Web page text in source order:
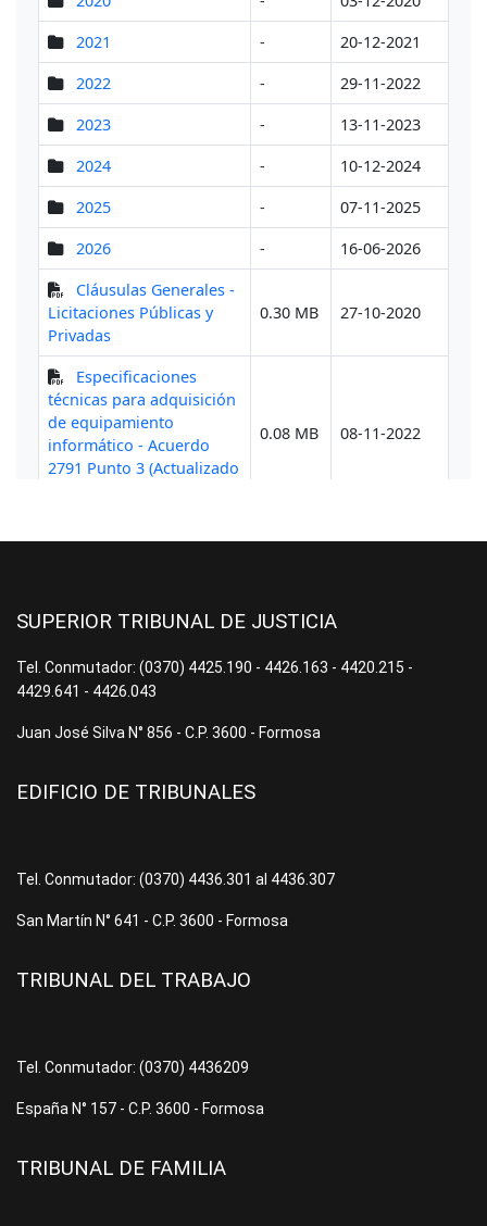
SUPERIOR TRIBUNAL DE JUSTICIA
Tel. Conmutador: (0370) 4425.190 - 4426.163 - 4420.215 -
4429.641 - 4426.043
Juan José Silva N° 856 - C.P. 3600 - Formosa
EDIFICIO DE TRIBUNALES
Tel. Conmutador: (0370) 4436.301 al 4436.307
San Martín N° 641 - C.P. 3600 - Formosa
TRIBUNAL DEL TRABAJO
Tel. Conmutador: (0370) 4436209
España N° 157 - C.P. 3600 - Formosa
TRIBUNAL DE FAMILIA